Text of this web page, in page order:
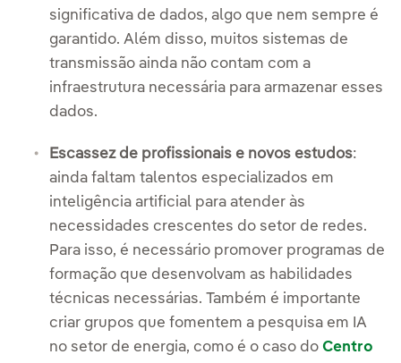
significativa de dados, algo que nem sempre é
garantido. Além disso, muitos sistemas de
transmissão ainda não contam com a
infraestrutura necessária para armazenar esses
dados.
Escassez de profissionais e novos estudos:
ainda faltam talentos especializados em
inteligência artificial para atender às
necessidades crescentes do setor de redes.
Para isso, é necessário promover programas de
formação que desenvolvam as habilidades
técnicas necessárias. Também é importante
criar grupos que fomentem a pesquisa em IA
no setor de energia, como é o caso do Centro